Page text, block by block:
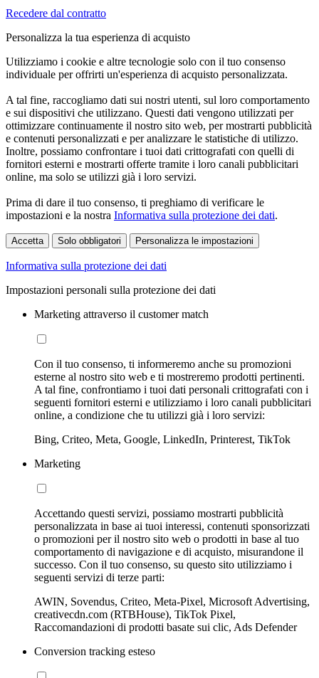
Recedere dal contratto
Personalizza la tua esperienza di acquisto
Utilizziamo i cookie e altre tecnologie solo con il tuo consenso
individuale per offrirti un'esperienza di acquisto personalizzata.
A tal fine, raccogliamo dati sui nostri utenti, sul loro comportamento
e sui dispositivi che utilizzano. Questi dati vengono utilizzati per
ottimizzare continuamente il nostro sito web, per mostrarti pubblicità
e contenuti personalizzati e per analizzare le statistiche di utilizzo.
Inoltre, possiamo confrontare i tuoi dati crittografati con quelli di
fornitori esterni e mostrarti offerte tramite i loro canali pubblicitari
online, ma solo se utilizzi già i loro servizi.
Prima di dare il tuo consenso, ti preghiamo di verificare le
impostazioni e la nostra Informativa sulla protezione dei dati.
Accetta Solo obbligatori Personalizza le impostazioni
Informativa sulla protezione dei dati
Impostazioni personali sulla protezione dei dati
Marketing attraverso il customer match
Con il tuo consenso, ti informeremo anche su promozioni
esterne al nostro sito web e ti mostreremo prodotti pertinenti.
A tal fine, confrontiamo i tuoi dati personali crittografati con i
seguenti fornitori esterni e utilizziamo i loro canali pubblicitari
online, a condizione che tu utilizzi già i loro servizi:
Bing, Criteo, Meta, Google, LinkedIn, Printerest, TikTok
Marketing
Accettando questi servizi, possiamo mostrarti pubblicità
personalizzata in base ai tuoi interessi, contenuti sponsorizzati
o promozioni per il nostro sito web o prodotti in base al tuo
comportamento di navigazione e di acquisto, misurandone il
successo. Con il tuo consenso, su questo sito utilizziamo i
seguenti servizi di terze parti:
AWIN, Sovendus, Criteo, Meta-Pixel, Microsoft Advertising,
creativecdn.com (RTBHouse), TikTok Pixel,
Raccomandazioni di prodotti basate sui clic, Ads Defender
Conversion tracking esteso